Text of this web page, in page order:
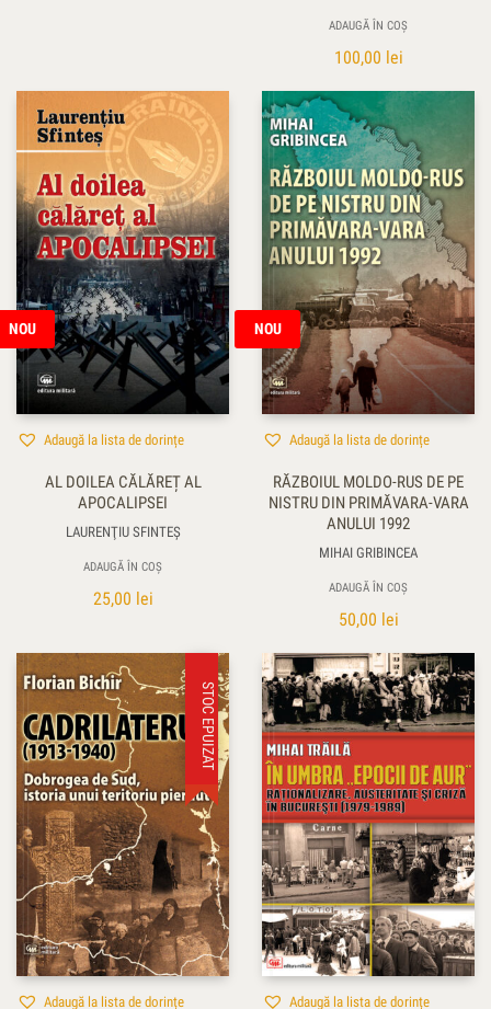
ADAUGĂ ÎN COȘ
100,00 lei
NOU
Adaugă la lista de dorințe
AL DOILEA CĂLĂREȚ AL
APOCALIPSEI
LAURENŢIU SFINTEȘ
ADAUGĂ ÎN COȘ
25,00 lei
NOU
Adaugă la lista de dorințe
RĂZBOIUL MOLDO-RUS DE PE
NISTRU DIN PRIMĂVARA-VARA
ANULUI 1992
MIHAI GRIBINCEA
ADAUGĂ ÎN COȘ
50,00 lei
STOC EPUIZAT
Adaugă la lista de dorințe Adaugă la lista de dorințe